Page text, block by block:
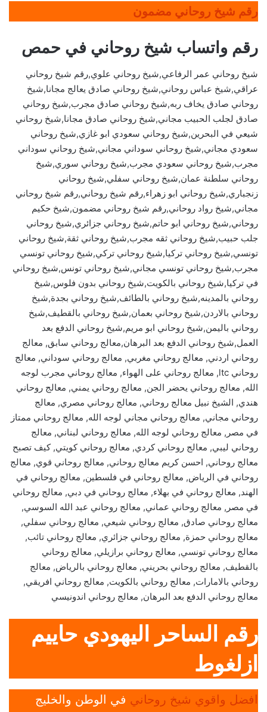
رقم شيخ روحاني مضمون
رقم واتساب شيخ روحاني في حمص
شيخ روحاني عمر الرفاعي,شيخ روحاني علوي,رقم شيخ روحاني
عراقي,شيخ عباس روحاني,شيخ روحاني صادق يعالج مجانا,شيخ
روحاني صادق يخاف ربه,شيخ روحاني صادق مجرب,شيخ روحاني
صادق لجلب الحبيب مجاني,شيخ روحاني صادق مجانا,شيخ روحاني
شيعي في البحرين,شيخ روحاني سعودي ابو غازي,شيخ روحاني
سعودي مجاني,شيخ روحاني سوداني مجاني,شيخ روحاني سوداني
مجرب,شيخ روحاني سعودي مجرب,شيخ روحاني سوري,شيخ
روحاني سلطنة عمان,شيخ روحاني سفلي,شيخ روحاني
زنجباري,شيخ روحاني ابو زهراء,رقم شيخ روحاني,رقم شيخ روحاني
مجاني,شيخ رواد روحاني,رقم شيخ روحاني مضمون,شيخ حكيم
روحاني,شيخ روحاني ابو حاتم,شيخ روحاني جزائري,شيخ روحاني
جلب حبيب,شيخ روحاني ثقه مجرب,شيخ روحاني ثقة,شيخ روحاني
تونسي,شيخ روحاني تركيا,شيخ روحاني تركي,شيخ روحاني تونسي
مجرب,شيخ روحاني تونسي مجاني,شيخ روحاني تونس,شيخ روحاني
في تركيا,شيخ روحاني بالكويت,شيخ روحاني بدون فلوس,شيخ
روحاني بالمدينه,شيخ روحاني بالطائف,شيخ روحاني بجدة,شيخ
روحاني بالاردن,شيخ روحاني بعمان,شيخ روحاني بالقطيف,شيخ
روحاني باليمن,شيخ روحاني ابو مريم,شيخ روحاني الدفع بعد
العمل,شيخ روحاني الدفع بعد البرهان,معالج روحاني سابق, معالج
روحاني اردني, معالج روحاني مغربي, معالج روحاني سوداني, معالج
روحاني ltc, معالج روحاني على الهواء, معالج روحاني مجرب لوجه
الله, معالج روحاني يحضر الجن, معالج روحاني يمني, معالج روحاني
هندي, الشيخ نبيل معالج روحاني, معالج روحاني مصري, معالج
روحاني مجاني, معالج روحاني مجاني لوجه الله, معالج روحاني ممتاز
في مصر, معالج روحاني لوجه الله, معالج روحاني لبناني, معالج
روحاني ليبي, معالج روحاني كردي, معالج روحاني كويتي, كيف تصبح
معالج روحاني, احسن كريم معالج روحاني, معالج روحاني قوي, معالج
روحاني في الرياض, معالج روحاني في فلسطين, معالج روحاني في
الهند, معالج روحاني في بهلاء, معالج روحاني في دبي, معالج روحاني
في مصر, معالج روحاني عماني, معالج روحاني عبد الله السوسي,
معالج روحاني صادق, معالج روحاني شيعي, معالج روحاني سفلي,
معالج روحاني حمزة, معالج روحاني جزائري, معالج روحاني تائب,
معالج روحاني تونسي, معالج روحاني برازيلي, معالج روحاني
بالقطيف, معالج روحاني بحريني, معالج روحاني بالرياض, معالج
روحاني بالامارات, معالج روحاني بالكويت, معالج روحاني افريقي,
معالج روحاني الدفع بعد البرهان, معالج روحاني اندونيسي
رقم الساحر اليهودي حاييم
ازلغوط
افضل واقوي شيخ روحاني في الوطن والخليج